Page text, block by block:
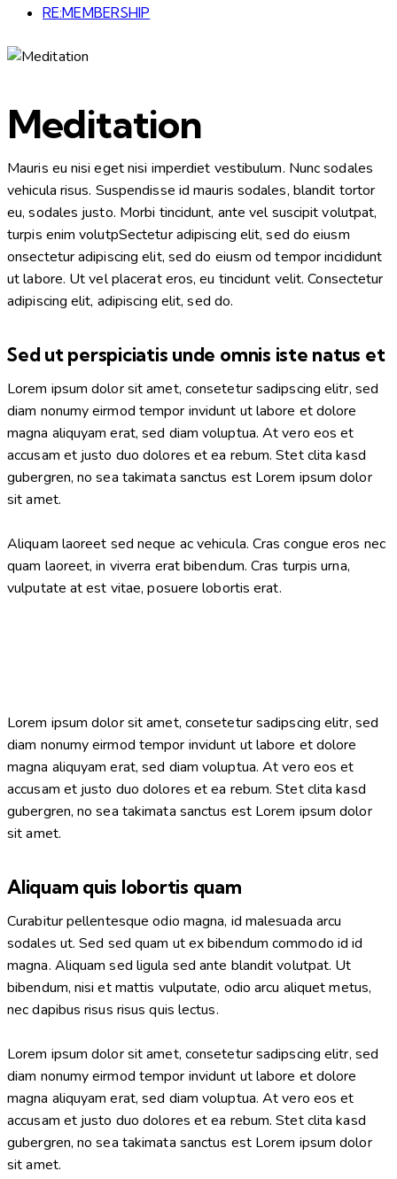
RE:MEMBERSHIP
Meditation
Mauris eu nisi eget nisi imperdiet vestibulum. Nunc sodales
vehicula risus. Suspendisse id mauris sodales, blandit tortor
eu, sodales justo. Morbi tincidunt, ante vel suscipit volutpat,
turpis enim volutpSectetur adipiscing elit, sed do eiusm
onsectetur adipiscing elit, sed do eiusm od tempor incididunt
ut labore. Ut vel placerat eros, eu tincidunt velit. Consectetur
adipiscing elit, adipiscing elit, sed do.
Sed ut perspiciatis unde omnis iste natus et
Lorem ipsum dolor sit amet, consetetur sadipscing elitr, sed
diam nonumy eirmod tempor invidunt ut labore et dolore
magna aliquyam erat, sed diam voluptua. At vero eos et
accusam et justo duo dolores et ea rebum. Stet clita kasd
gubergren, no sea takimata sanctus est Lorem ipsum dolor
sit amet.
Aliquam laoreet sed neque ac vehicula. Cras congue eros nec
quam laoreet, in viverra erat bibendum. Cras turpis urna,
vulputate at est vitae, posuere lobortis erat.
Lorem ipsum dolor sit amet, consetetur sadipscing elitr, sed
diam nonumy eirmod tempor invidunt ut labore et dolore
magna aliquyam erat, sed diam voluptua. At vero eos et
accusam et justo duo dolores et ea rebum. Stet clita kasd
gubergren, no sea takimata sanctus est Lorem ipsum dolor
sit amet.
Aliquam quis lobortis quam
Curabitur pellentesque odio magna, id malesuada arcu
sodales ut. Sed sed quam ut ex bibendum commodo id id
magna. Aliquam sed ligula sed ante blandit volutpat. Ut
bibendum, nisi et mattis vulputate, odio arcu aliquet metus,
nec dapibus risus risus quis lectus.
Lorem ipsum dolor sit amet, consetetur sadipscing elitr, sed
diam nonumy eirmod tempor invidunt ut labore et dolore
magna aliquyam erat, sed diam voluptua. At vero eos et
accusam et justo duo dolores et ea rebum. Stet clita kasd
gubergren, no sea takimata sanctus est Lorem ipsum dolor
sit amet.